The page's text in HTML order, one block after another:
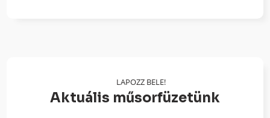
LAPOZZ BELE!
Aktuális műsorfüzetünk